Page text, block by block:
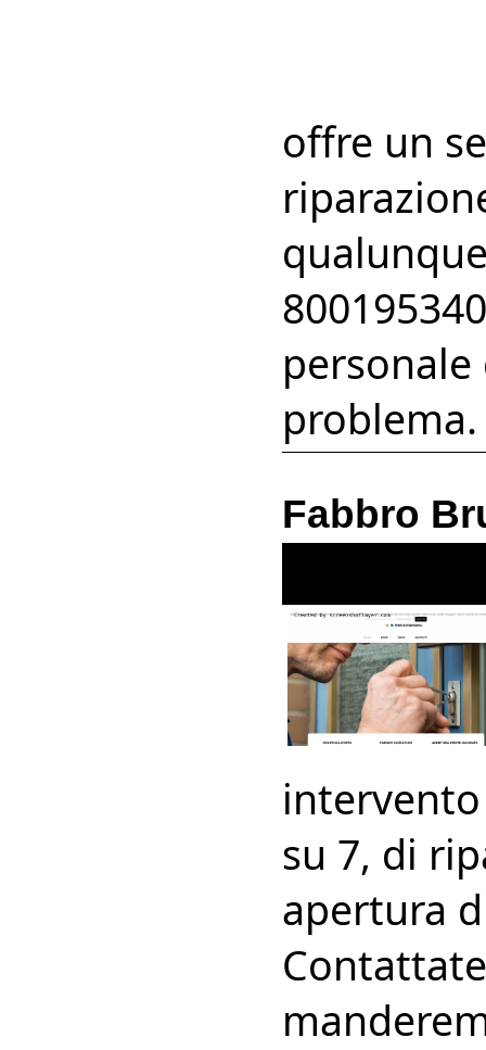
offre un
problema.
Fabbro
su 7, di
apertura